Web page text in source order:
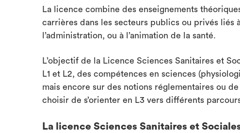
La licence combine des enseignements
carrières dans les secteurs publics ou privés liés
l’administration, ou à l’animation de la santé.
L’objectif de la Licence Sciences Sanitaires et
L1 et L2, des compétences en sciences
mais encore sur des notions réglementaires ou
choisir de s’orienter en L3 vers différents
La licence Sciences Sanitaires et